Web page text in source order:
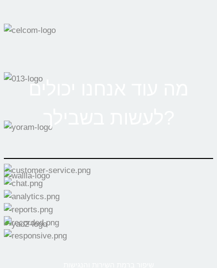
מה עוד אנחנו יכולים